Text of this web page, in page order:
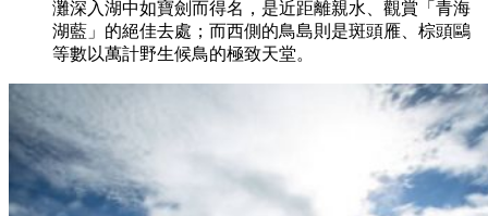
灘深入湖中如寶劍而得名，是近距離親水、觀賞「青海
湖藍」的絕佳去處；而西側的鳥島則是斑頭雁、棕頭鷗
等數以萬計野生候鳥的極致天堂。